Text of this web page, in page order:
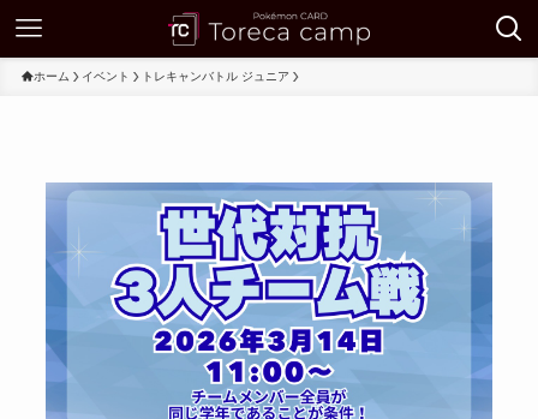
ホーム イベント トレキャンバトル ジュニア